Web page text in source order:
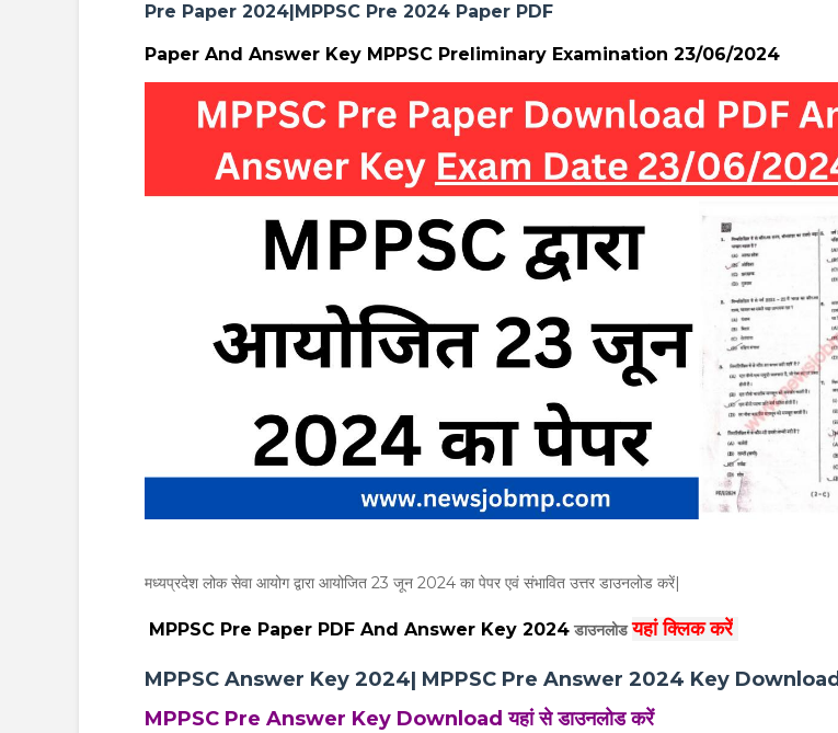
Pre Paper 2024|MPPSC Pre 2024 Paper PDF
Paper And Answer Key MPPSC Preliminary Examination 23/06/2024
मध्यप्रदेश लोक सेवा आयोग द्वारा आयोजित 23 जून 2024 का पेपर एवं संभावित उत्तर डाउनलोड करें|
MPPSC Pre Paper PDF And Answer Key 2024 डाउनलोड यहां क्लिक करें
MPPSC Answer Key 2024| MPPSC Pre Answer 2024 Key Download
MPPSC Pre Answer Key Download यहां से डाउनलोड करें